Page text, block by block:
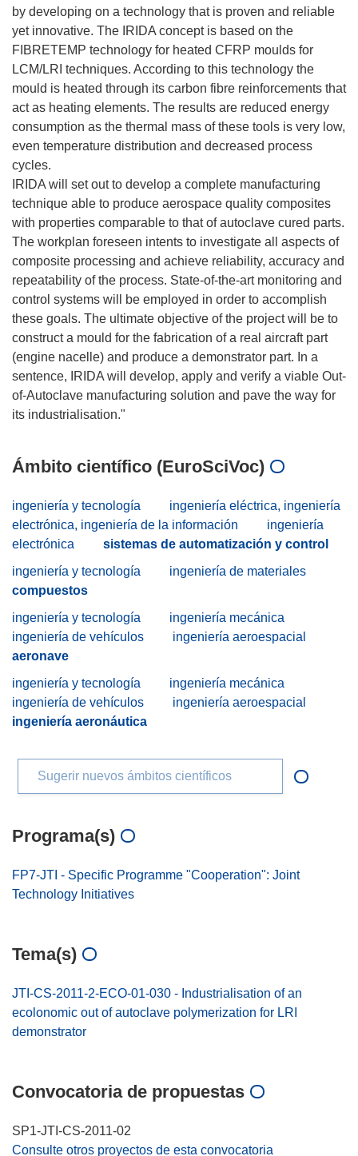
by developing on a technology that is proven and reliable
yet innovative. The IRIDA concept is based on the
FIBRETEMP technology for heated CFRP moulds for
LCM/LRI techniques. According to this technology the
mould is heated through its carbon fibre reinforcements that
act as heating elements. The results are reduced energy
consumption as the thermal mass of these tools is very low,
even temperature distribution and decreased process
cycles.
IRIDA will set out to develop a complete manufacturing
technique able to produce aerospace quality composites
with properties comparable to that of autoclave cured parts.
The workplan foreseen intents to investigate all aspects of
composite processing and achieve reliability, accuracy and
repeatability of the process. State-of-the-art monitoring and
control systems will be employed in order to accomplish
these goals. The ultimate objective of the project will be to
construct a mould for the fabrication of a real aircraft part
(engine nacelle) and produce a demonstrator part. In a
sentence, IRIDA will develop, apply and verify a viable Out-
of-Autoclave manufacturing solution and pave the way for
Ámbito científico (EuroSciVoc)
ingeniería y tecnología
ingeniería eléctrica, ingeniería
electrónica, ingeniería de la información
ingeniería
electrónica
sistemas de automatización y control
ingeniería y tecnología
ingeniería de materiales
compuestos
ingeniería y tecnología
ingeniería mecánica
ingeniería de vehículos
ingeniería aeroespacial
aeronave
ingeniería y tecnología
ingeniería mecánica
ingeniería de vehículos
ingeniería aeroespacial
ingeniería aeronáutica
Sugerir nuevos ámbitos científicos
Programa(s)
FP7-JTI - Specific Programme "Cooperation": Joint
Technology Initiatives
Tema(s)
JTI-CS-2011-2-ECO-01-030 - Industrialisation of an
ecolonomic out of autoclave polymerization for LRI
demonstrator
Convocatoria de propuestas
SP1-JTI-CS-2011-02
Consulte otros proyectos de esta convocatoria